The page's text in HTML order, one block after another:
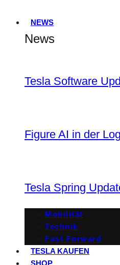
NEWS
News
Tesla Software
Figure AI in der
Tesla Spring
Mobilität
Technik
Fast Forward
TESLA KAUFEN
SHOP